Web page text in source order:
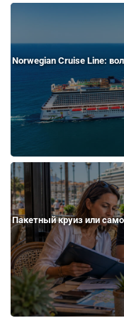
Norwegian Cruise Line:
Пакетный круиз или